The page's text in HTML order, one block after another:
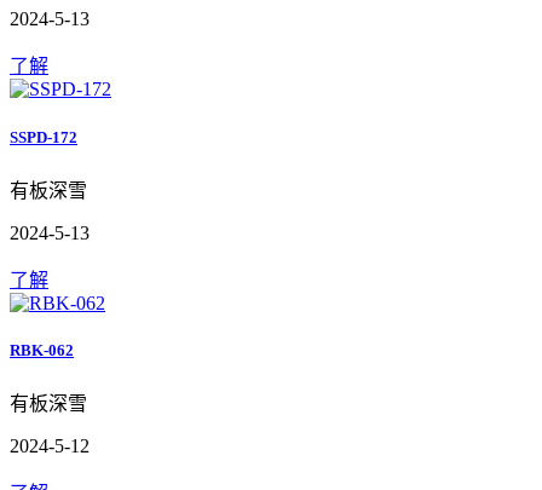
2024-5-13
了解
SSPD-172
有板深雪
2024-5-13
了解
RBK-062
有板深雪
2024-5-12